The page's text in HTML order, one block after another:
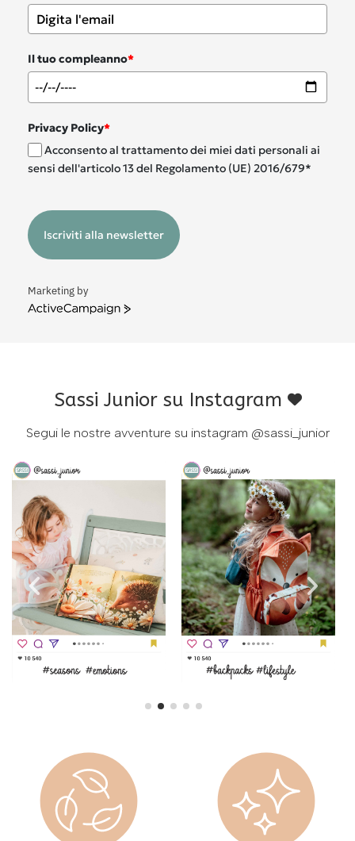
Il tuo compleanno*
Privacy Policy*
Acconsento al trattamento dei miei dati personali ai
sensi dell'articolo 13 del Regolamento (UE) 2016/679*
Iscriviti alla newsletter
Marketing by
ActiveCampaign
Sassi Junior su Instagram
Segui le nostre avventure su instagram @sassi_junior